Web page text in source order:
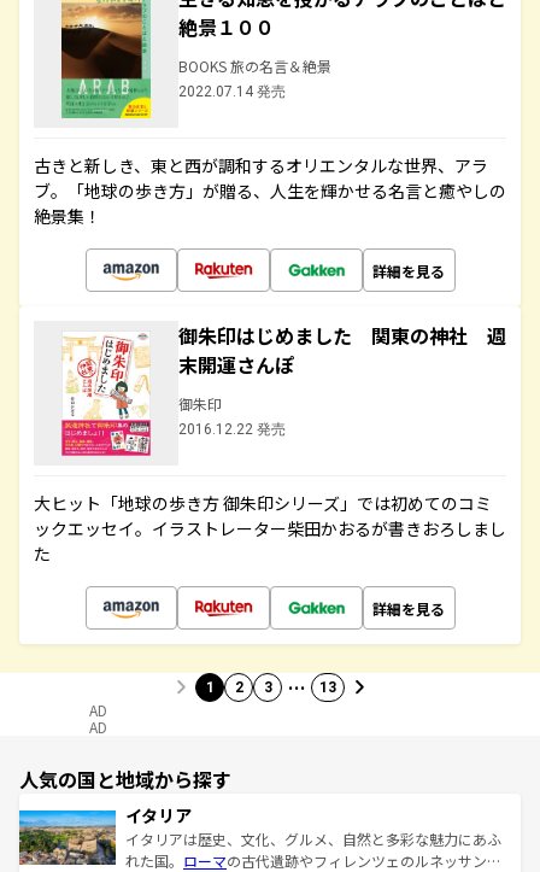
絶景１００
BOOKS 旅の名言＆絶景
2022.07.14 発売
古きと新しき、東と西が調和するオリエンタルな世界、アラ
ブ。「地球の歩き方」が贈る、人生を輝かせる名言と癒やしの
絶景集！
詳細を見る
御朱印はじめました 関東の神社 週
末開運さんぽ
御朱印
2016.12.22 発売
大ヒット「地球の歩き方 御朱印シリーズ」では初めてのコミ
ックエッセイ。イラストレーター柴田かおるが書きおろしまし
た
詳細を見る
1 2 3 … 13
AD
AD
人気の国と地域から探す
イタリア
イタリアは歴史、文化、グルメ、自然と多彩な魅力にあふ
れた国。 ローマの古代遺跡やフィレンツェのルネッサンス